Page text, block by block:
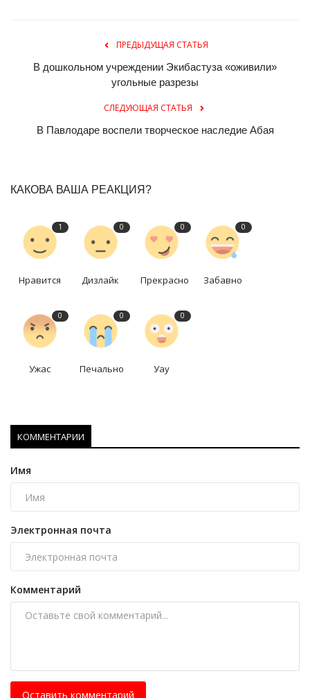
ПРЕДЫДУЩАЯ СТАТЬЯ
В дошкольном учреждении Экибастуза «оживили»
угольные разрезы
СЛЕДУЮЩАЯ СТАТЬЯ
В Павлодаре воспели творческое наследие Абая
КАКОВА ВАША РЕАКЦИЯ?
1
Нравится
0
Дизлайк
0
Прекрасно
0
Забавно
0
Ужас
0
Печально
0
Уау
КОММЕНТАРИИ
Имя
Электронная почта
Комментарий
Оставить комментарий